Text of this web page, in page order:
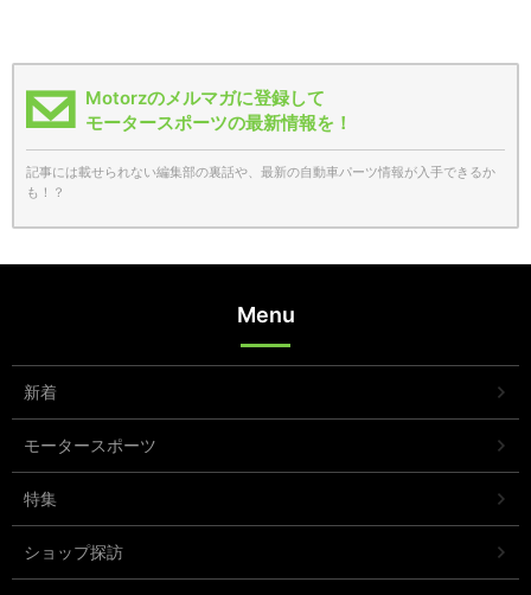
Motorzのメルマガに登録して
モータースポーツの最新情報を！
記事には載せられない編集部の裏話や、最新の自動車パーツ情報が入手できるか
も！？
Menu
新着
モータースポーツ
特集
ショップ探訪